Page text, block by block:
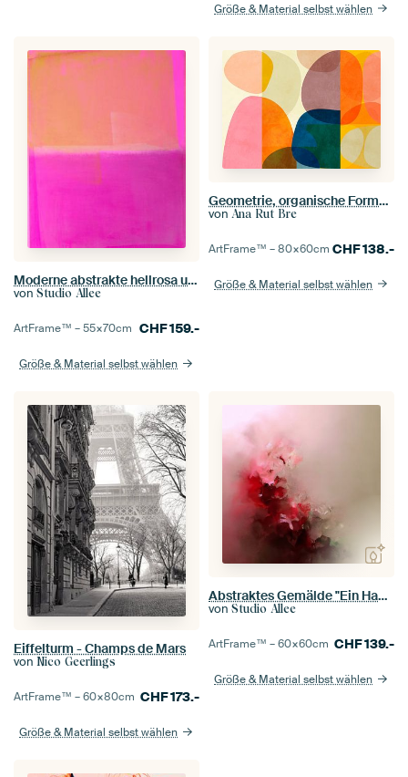
Größe & Material selbst wählen
Moderne abstrakte hellrosa und terra
von Studio Allee
ArtFrame™ –55×70cm CHF159.-
Größe & Material selbst wählen
Geometrie, organische Formen, fröhlich, sommerlich III
von Ana Rut Bre
ArtFrame™ –80×60cm CHF138.-
Größe & Material selbst wählen
Eiffelturm - Champs de Mars
von Nico Geerlings
ArtFrame™ –60×80cm CHF173.-
Größe & Material selbst wählen
Abstraktes Gemälde "Ein Hauch von Rot"
von Studio Allee
ArtFrame™ –60×60cm CHF139.-
Größe & Material selbst wählen